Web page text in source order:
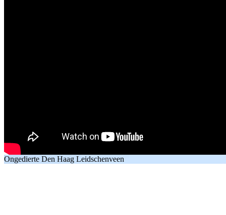
Ongedierte Den Haag Leidschenveen